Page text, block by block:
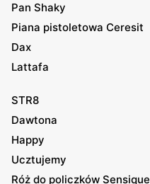
Pan Shaky
Piana pistoletowa Ceresit
Dax
Lattafa
STR8
Dawtona
Happy
Ucztujemy
Róż do policzków Sensique